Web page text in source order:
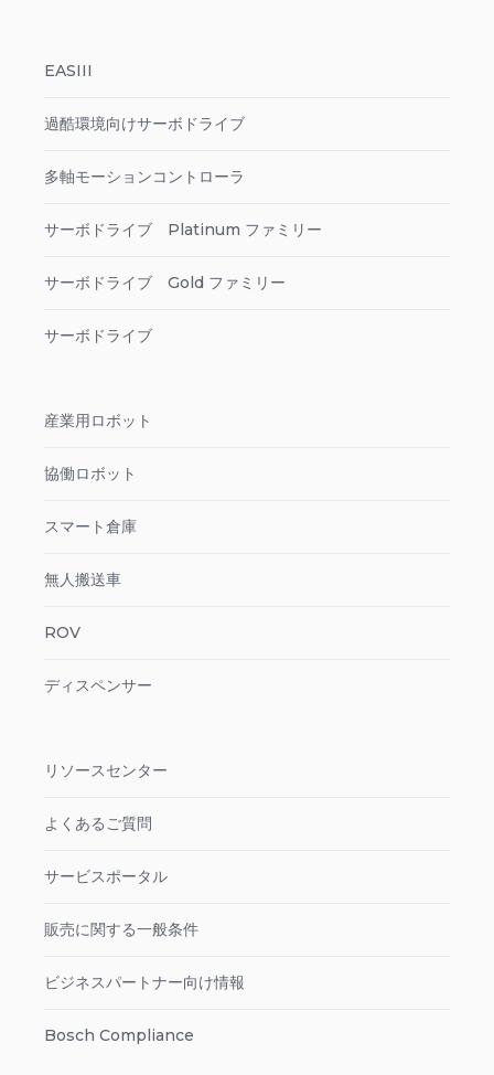
EASIII
過酷環境向けサーボドライブ
多軸モーションコントローラ
サーボドライブ Platinum ファミリー
サーボドライブ Gold ファミリー
サーボドライブ
産業用ロボット
協働ロボット
スマート倉庫
無人搬送車
ROV
ディスペンサー
リソースセンター
よくあるご質問
サービスポータル
販売に関する一般条件
ビジネスパートナー向け情報
Bosch Compliance